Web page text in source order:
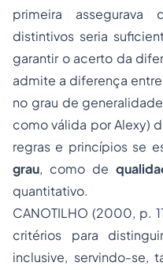
primeira
distintivos seria
garantir o acerto da
admite a diferença
no grau de
como válida por Alexy)
regras e princípios se
grau, como de
quantitativo.
CANOTILHO (2000, p.
critérios para
inclusive, servindo-se,